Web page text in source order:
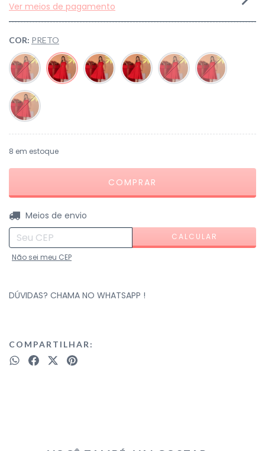
Ver meios de pagamento
COR: PRETO
8 em estoque
Entregas para o CEP:
Meios de envio
CALCULAR
Não sei meu CEP
DÚVIDAS? CHAMA NO WHATSAPP !
COMPARTILHAR: